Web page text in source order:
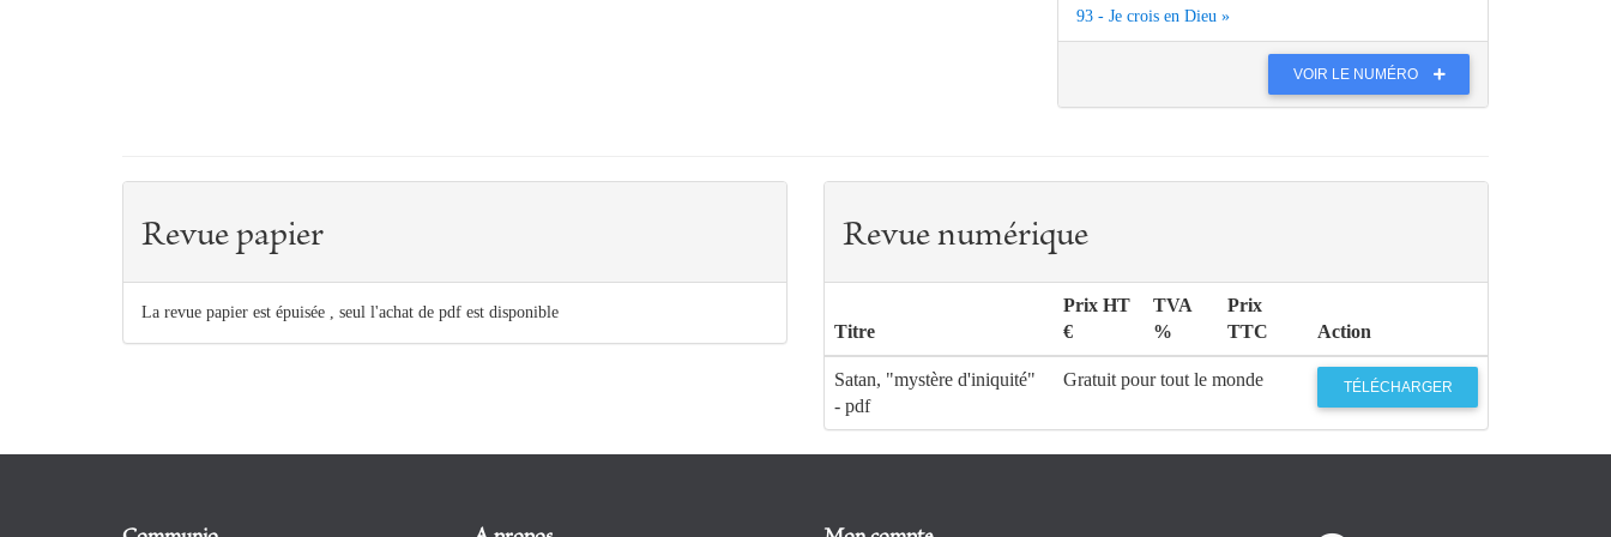
93 - Je crois en Dieu »
VOIR LE NUMÉRO
Revue papier
La revue papier est épuisée , seul l'achat de pdf est disponible
Revue numérique
Titre
Prix HT
€
TVA
%
Prix
TTC
Action
Satan, "mystère d'iniquité"
- pdf
Gratuit pour tout le monde TÉLÉCHARGER